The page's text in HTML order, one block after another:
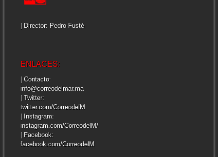
| Director: Pedro Fusté
ENLACES:
| Contacto:
info@correodelmar.ma
| Twitter:
twitter.com/CorreodelM
| Instagram:
instagram.com/CorreodelM/
| Facebook:
facebook.com/CorreodelM